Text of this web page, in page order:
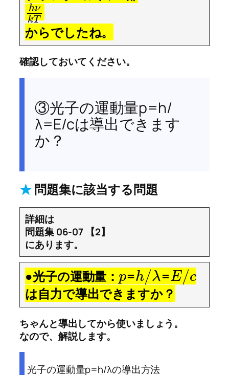
hν
kT
からでしたね。
確認しておいてください。
③光子の運動量p=h/
λ=E/cは導出できます
か？
★問題集に該当する問題
詳細は
問題集 06-07 【2】
にあります。
●光子の運動量：p=h/λ=E/c
は自力で導出できますか？
ちゃんと導出してから使いましょう。
なので、解説します。
光子の運動量p=h/λの導出方法